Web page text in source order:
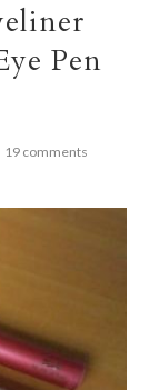
Pen
19 comments